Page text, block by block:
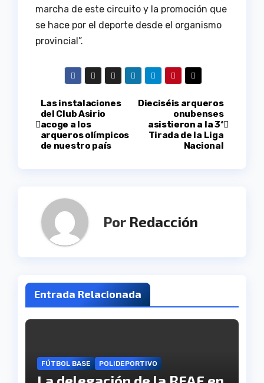
marcha de este circuito y la promoción que
se hace por el deporte desde el organismo
provincial”.
Navegación
de
entradas
Dieciséis arqueros
onubenses
asistieron a la 3ª
Tirada de la Liga
Nacional
Las instalaciones
del Club Asirio
acoge a los
arqueros olímpicos
de nuestro país
Por Redacción
Entrada Relacionada
FÚTBOL BASE POLIDEPORTIVO